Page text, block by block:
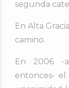
segunda
En Alta
camino.
En 2006 -
entonces- el